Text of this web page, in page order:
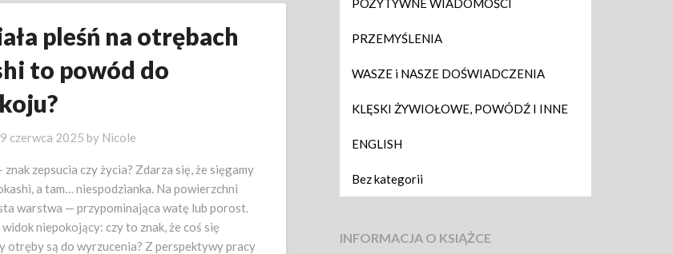
pleśń na otrębach
to powód do
czerwca 2025 by Nicole
znak zepsucia czy życia? Zdarza się, że sięgamy
a tam… niespodzianka. Na powierzchni
warstwa — przypominająca watę lub porost.
niepokojący: czy to znak, że coś się
otręby są do wyrzucenia? Z perspektywy pracy
PRZEMYŚLENIA
WASZE i NASZE DOŚWIADCZENIA
KLĘSKI ŻYWIOŁOWE, POWÓDŹ I INNE
ENGLISH
Bez kategorii
INFORMACJA O KSIĄŻCE